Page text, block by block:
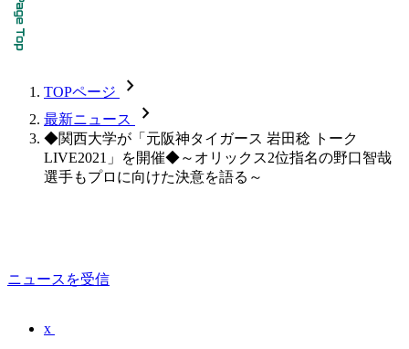
TOPページ chevron_forward
最新ニュース chevron_forward
◆関西大学が「元阪神タイガース 岩田稔 トーク
LIVE2021」を開催◆～オリックス2位指名の野口智哉
選手もプロに向けた決意を語る～
ニュースを受信
x